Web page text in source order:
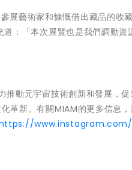
展藝術家和慷慨借出藏品的收藏
道：「本次展覽也是我們調動資
動元宇宙技術創新和發展，促
革新。有關MIAM的更多信息